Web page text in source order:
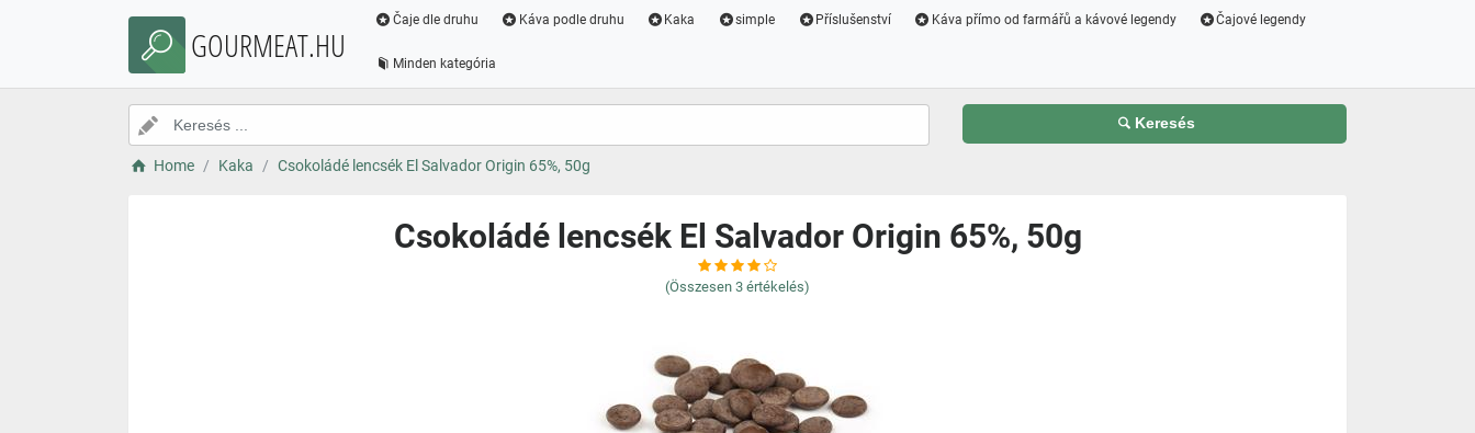
GOURMEAT.HU
Čaje dle druhu Káva podle druhu Kaka simple Příslušenství Káva přímo od farmářů a kávové legendy Čajové legendy
Minden kategória
Keresés
Home Kaka Csokoládé lencsék El Salvador Origin 65%, 50g
Csokoládé lencsék El Salvador Origin 65%, 50g
(Összesen 3 értékelés)